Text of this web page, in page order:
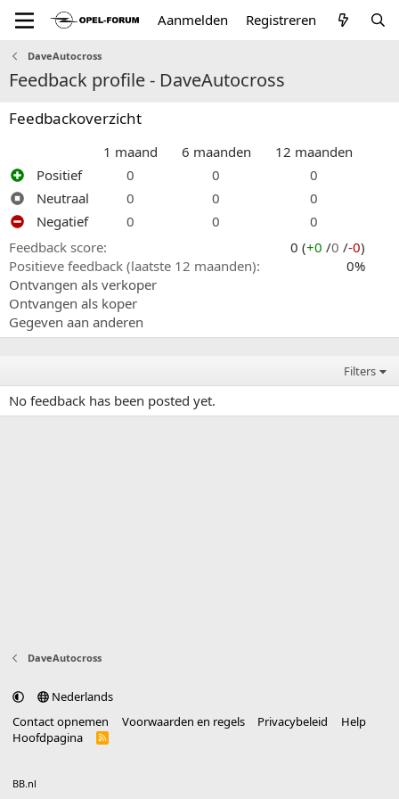
Aanmelden Registreren
DaveAutocross
Feedback profile - DaveAutocross
Feedbackoverzicht
1 maand 6 maanden
12 maanden
Positief
0 0
0
Neutraal
0 0
0
Negatief
0 0
0
Feedback score
0 (+0 /0 /-0)
Positieve feedback (laatste 12 maanden)
0%
Ontvangen als verkoper
Ontvangen als koper
Gegeven aan anderen
Filters
No feedback has been posted yet.
DaveAutocross
Nederlands
Contact opnemen
Voorwaarden en regels Privacybeleid
Help
Hoofdpagina
R
BB.nl